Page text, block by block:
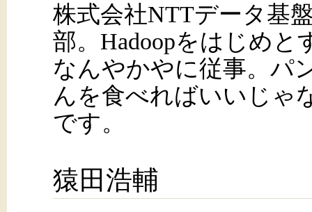
株式会社NTTデータ基
部。Hadoopをはじめと
なんやかやに従事。パ
んを食べればいいじゃ
です。
猿田浩輔